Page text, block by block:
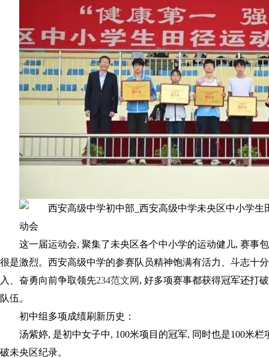
这一届运动会, 聚集了未央区各个中小学的运动健儿, 赛事
很是激烈。西安高级中学的参赛队员精神饱满有活力、斗志十
入、奋勇向前争取领先234范文网 , 好多项赛事都获得冠军还打
队伍。
初中组多项成绩刷新历史：
汤紫婷, 是初中女子中, 100米项目的冠军, 同时也是100米
破未央区纪录。